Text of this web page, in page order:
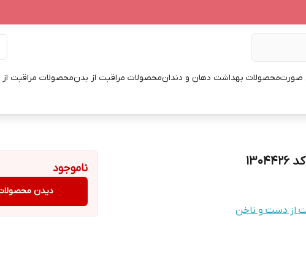
صورتمحصولات بهداشت دهان و دندانمحصولات مراقبت از بدنمحصولات مراقبت
از دست و ناخن
ناموجود
دیدن